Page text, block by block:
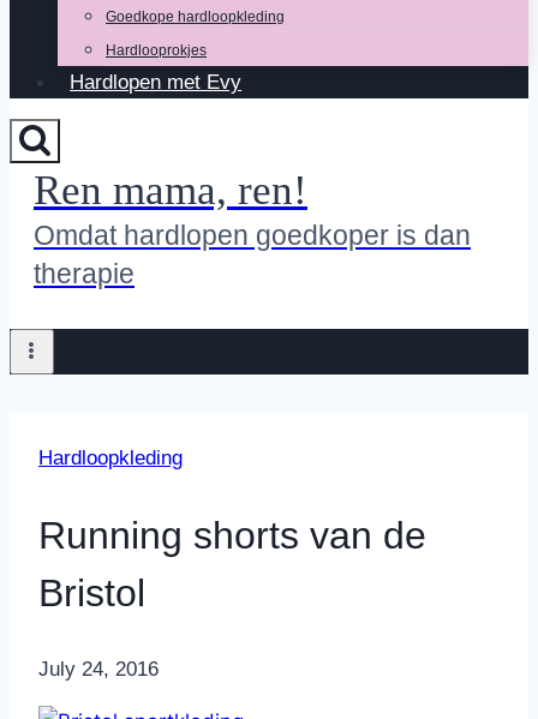
Goedkope hardloopkleding
Hardlooprokjes
Hardlopen met Evy
Ren mama, ren!
Omdat hardlopen goedkoper is dan
therapie
Hardloopkleding
Running shorts van de
Bristol
By Nicole
July 24, 2016